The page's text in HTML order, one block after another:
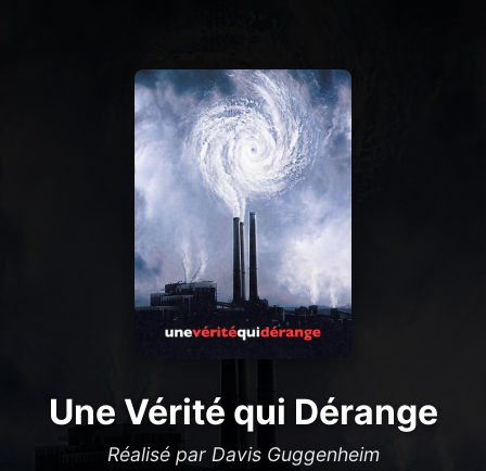
Une Vérité qui Dérange
Réalisé par Davis Guggenheim